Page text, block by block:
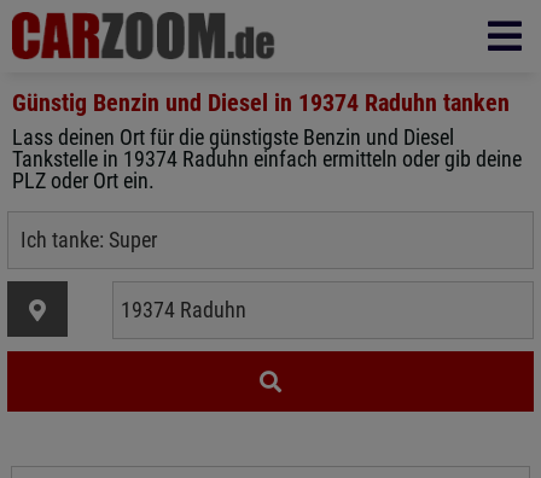
Günstig Benzin und Diesel in 19374 Raduhn tanken
Lass deinen Ort für die günstigste Benzin und Diesel
Tankstelle in 19374 Raduhn einfach ermitteln oder gib deine
PLZ oder Ort ein.